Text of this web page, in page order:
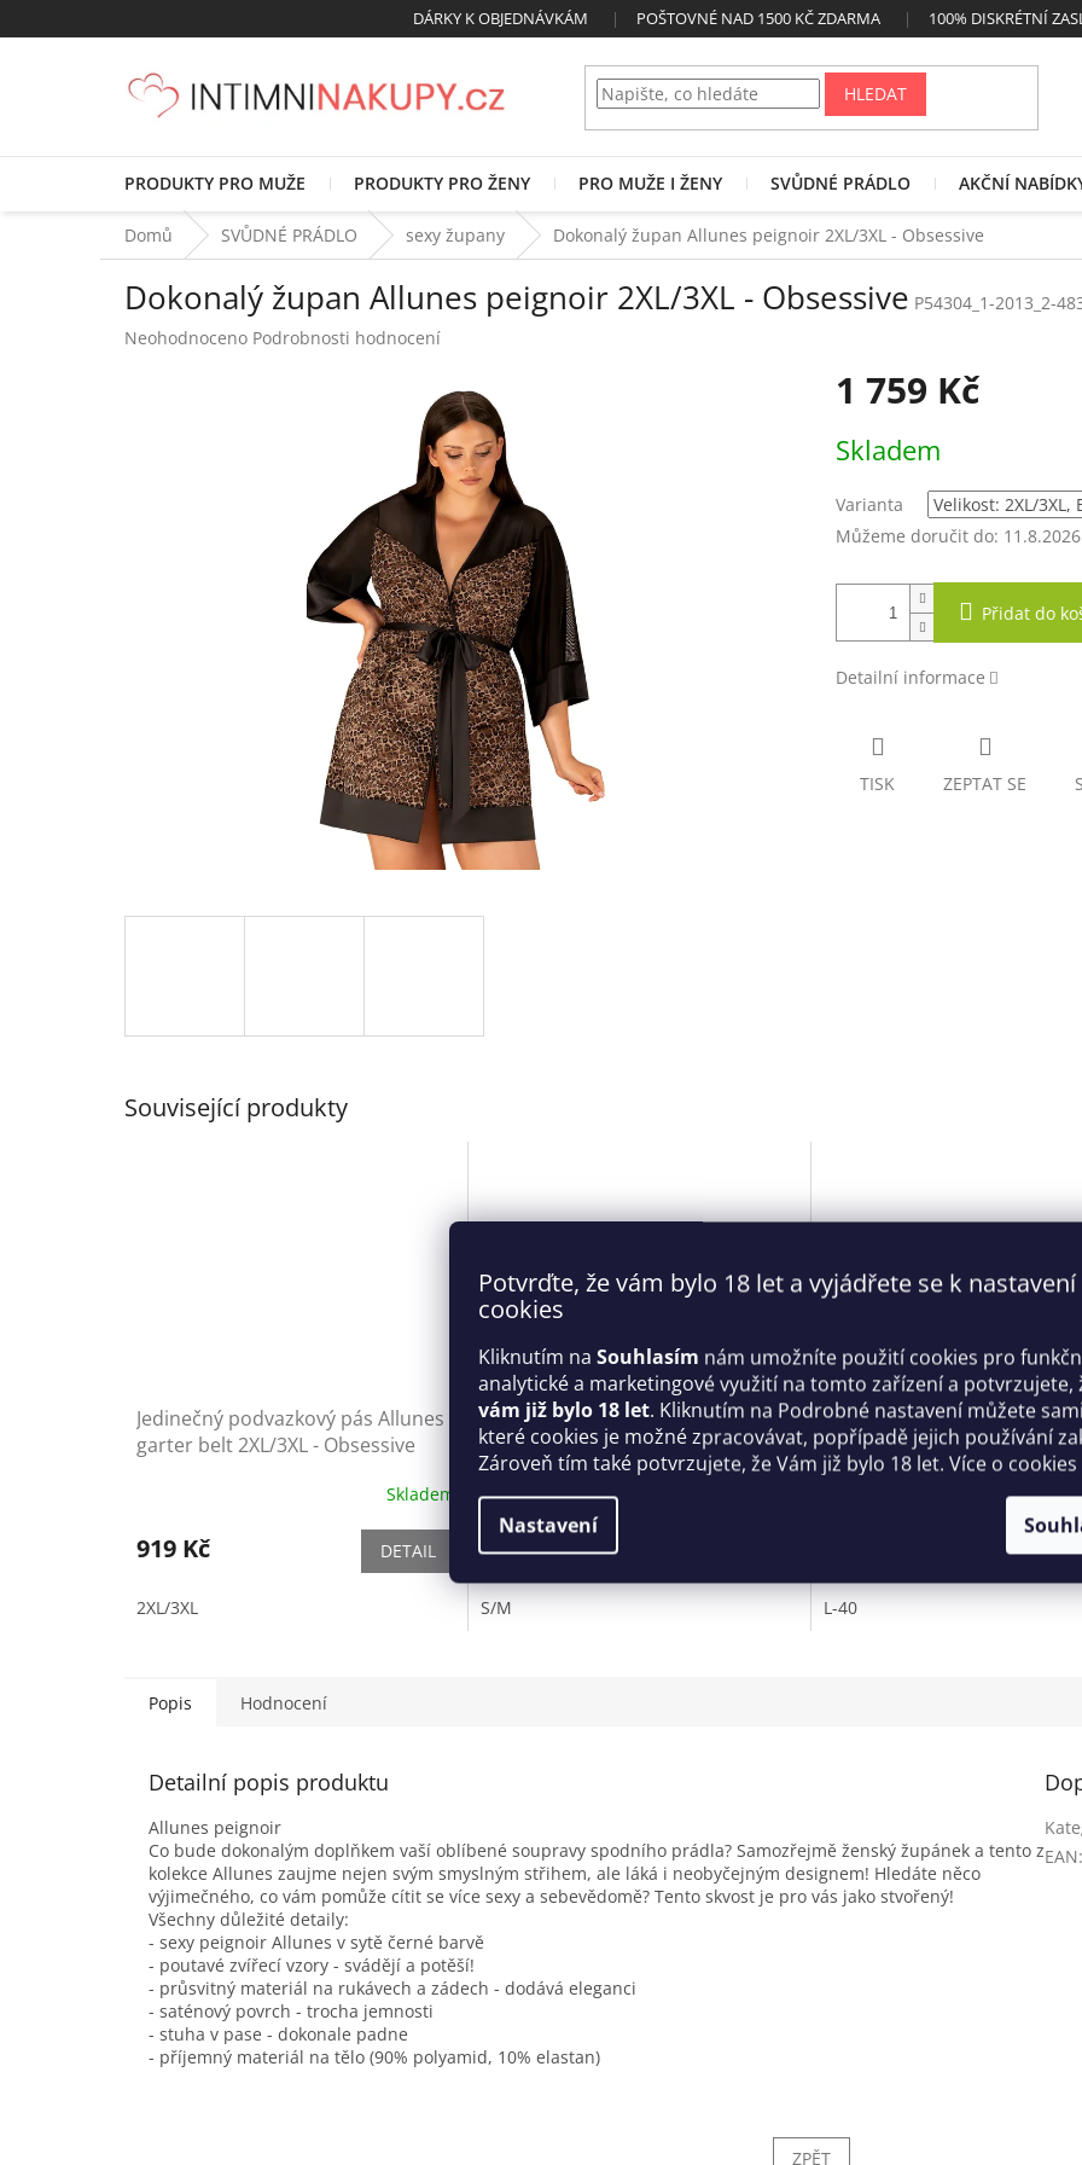
Potvrďte, že vám bylo 18 let a vyjádřete se k nastavení
cookies
Kliknutím na Souhlasím nám umožníte použití cookies pro
analytické a marketingové využití na tomto zařízení a potvrzujete,
vám již bylo 18 let. Kliknutím na Podrobné nastavení můžete
které cookies je možné zpracovávat, popřípadě jejich používání
Zároveň tím také potvrzujete, že Vám již bylo 18 let. Více o cookies
Nastavení
na
DÁRKY K OBJEDNÁVKÁM POŠTOVNÉ NAD 1500 KČ ZDARMA 100% DISKRÉTNÍ
HLEDAT
PRODUKTY PRO MUŽE PRODUKTY PRO ŽENY PRO MUŽE I ŽENY SVŮDNÉ PRÁDLO AKČNÍ
Domů SVŮDNÉ PRÁDLO sexy župany Dokonalý župan Allunes peignoir 2XL/3XL - Obsessive
Dokonalý župan Allunes peignoir 2XL/3XL - Obsessive P54304_1-2013_2-
Průměrné
Neohodnoceno Podrobnosti hodnocení
1 759 Kč
cena:
Skladem
Varianta
Můžeme doručit do: 11.8.2026
Přidat do
Detailní informace
TISK ZEPTAT SE
Související produkty
Jedinečný podvazkový pás Allunes
garter belt 2XL/3XL - Obsessive
Skladem
919 Kč DETAIL
2XL/3XL
Krásný set Silveria - Obsessive
1 919 Kč
S/M
Dámské sexy body V-9490
béžová - Axami
L-40
Popis Hodnocení
Detailní popis produktu
Allunes peignoir
Co bude dokonalým doplňkem vaší oblíbené soupravy spodního prádla? Samozřejmě ženský župánek a tento z
kolekce Allunes zaujme nejen svým smyslným střihem, ale láká i neobyčejným designem! Hledáte něco
výjimečného, co vám pomůže cítit se více sexy a sebevědomě? Tento skvost je pro vás jako stvořený!
Všechny důležité detaily:
- sexy peignoir Allunes v sytě černé barvě
- poutavé zvířecí vzory - svádějí a potěší!
- průsvitný materiál na rukávech a zádech - dodává eleganci
- saténový povrch - trocha jemnosti
- stuha v pase - dokonale padne
- příjemný materiál na tělo (90% polyamid, 10% elastan)
EAN:
ZPĚT